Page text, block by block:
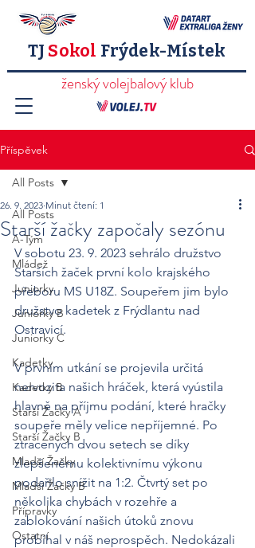
TJ Sokol Frýdek-Místek
ženský volejbalový klub
Příspěvek
All Posts
A-Tým
Mládež
Juniorky
Juniorky B
Juniorky C
Kadetky
Kadetky B
Starší Žačky A
Starší Žačky B
Mladší Žačky
Mladší Žačky B
Přípravky
Ostatní
All Posts
Starší žačky započaly sezónu
26. 9. 2023 Minut čtení: 1
V sobotu 23. 9. 2023 sehrálo družstvo
Starších žaček první kolo krajského
přeboru MS U18Z. Soupeřem jim bylo
družstvo kadetek z Frýdlantu nad
Ostravicí.
V prvním utkání se projevila určitá
nervozita našich hráček, která vyústila
hlavně na příjmu podání, které hračky
soupeře měly velice nepříjemné. Po
ztracených dvou setech se díky
zlepšenému kolektivnímu výkonu
podařilo snížit na 1:2. Čtvrtý set po
několika chybách v rozehře a
zablokování našich útoků znovu
probíhal v náš neprospěch. Nedokázali